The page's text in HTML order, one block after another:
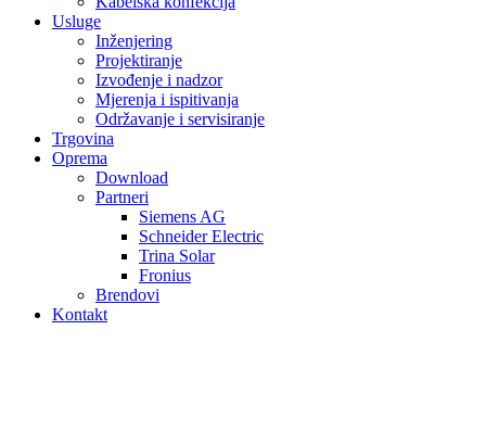
Usluge
Inženjering
Projektiranje
Izvođenje i nadzor
Mjerenja i ispitivanja
Održavanje i servisiranje
Trgovina
Oprema
Download
Partneri
Siemens AG
Schneider Electric
Trina Solar
Fronius
Brendovi
Kontakt